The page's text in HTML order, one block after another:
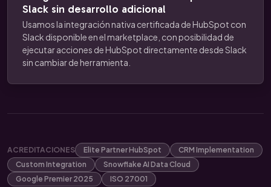
Slack sin desarrollo adicional
Usamos la integración nativa certificada de HubSpot con
Slack disponible en el marketplace, con posibilidad de
ejecutar acciones de HubSpot directamente desde Slack
sin cambiar de herramienta.
ACREDITACIONES Elite Partner HubSpot
CRM Implementation
Custom Integration
Snowflake AI Data Cloud
Google Premier 2025
ISO 27001